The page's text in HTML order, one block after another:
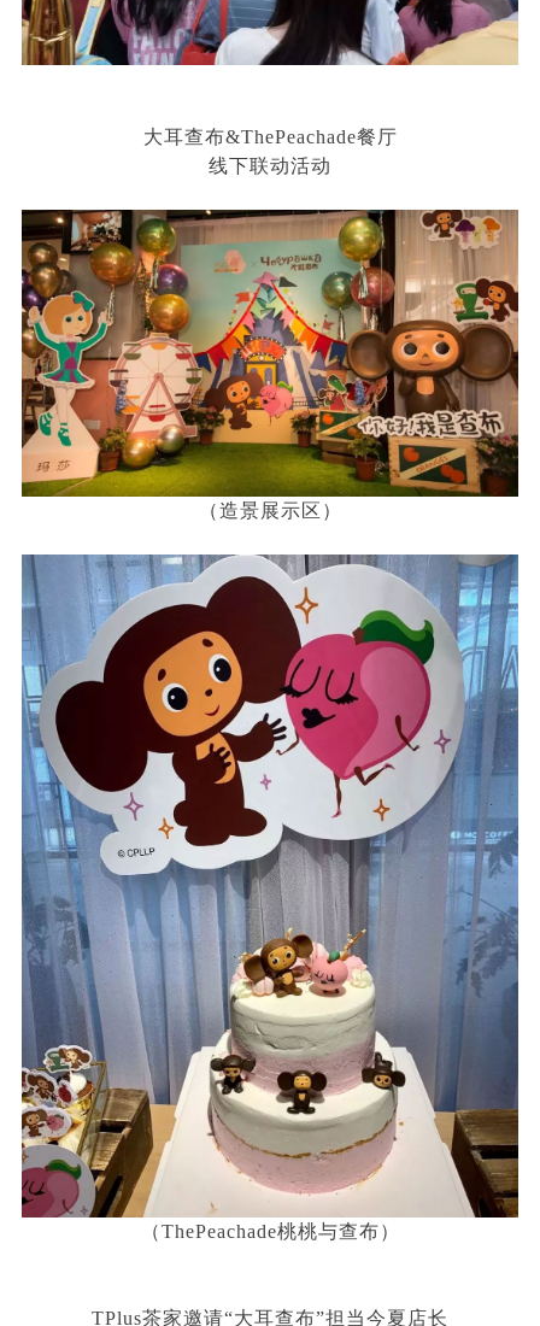
大耳查布&ThePeachade餐厅
线下联动活动
（造景展示区）
（ThePeachade桃桃与查布）
TPlus茶家邀请“大耳查布”担当今夏店长